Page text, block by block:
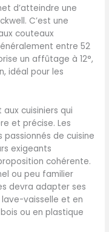
durabilité
et une haute
la corrosion
quotidien.
– COUPE PRÉCISE
】Chaque
nettes et
une excellente
moins de
d’efficacité.
EN
– CONFORT &
Les manches en
avec
équilibrée
d’atteindre une
C’est une
couteaux
entre 52
un affûtage à 12°,
idéal pour les
cuisiniers qui
et précise. Les
de cuisine
exigeants
cohérente.
ou peu familier
devra adapter ses
vaisselle et en
ou en plastique